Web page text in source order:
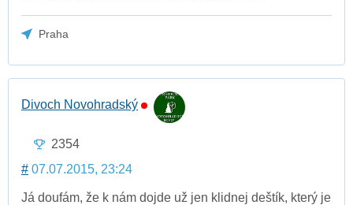
Praha
Divoch Novohradský
2354
# 07.07.2015, 23:24
Já doufám, že k nám dojde už jen klidnej deštík, který je